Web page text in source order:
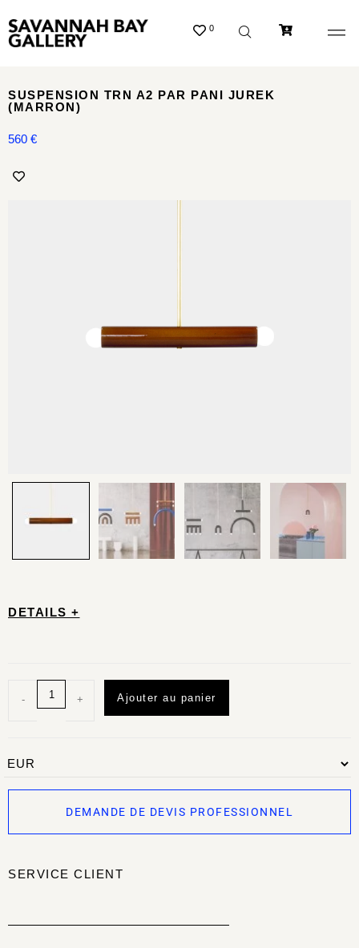
0
DETAILS +
- + Ajouter au panier
DEMANDE DE DEVIS PROFESSIONNEL
SERVICE CLIENT
SUSPENSION TRN A2 PAR PANI JUREK
(MARRON)
560 €